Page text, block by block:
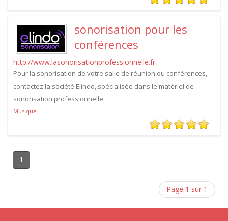
sonorisation pour les
conférences
http://www.lasonorisationprofessionnelle.fr
Pour la sonorisation de votre salle de réunion ou conférences,
contactez la société Elindo, spécialisée dans le matériel de
sonorisation professionnelle
Musique
1
Page 1 sur 1